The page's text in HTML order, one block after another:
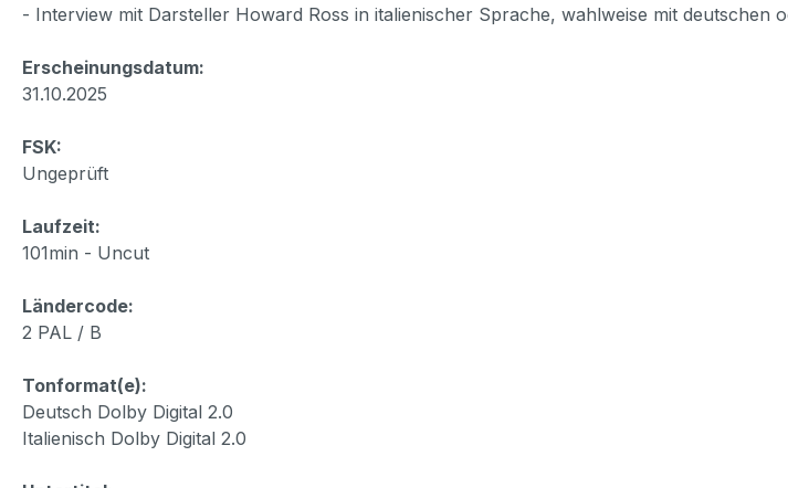
- Interview mit Darsteller Howard Ross in italienischer Sprache, wahlweise mit deutschen
Erscheinungsdatum:
31.10.2025
FSK:
Ungeprüft
Laufzeit:
101min - Uncut
Ländercode:
2 PAL / B
Tonformat(e):
Deutsch Dolby Digital 2.0
Italienisch Dolby Digital 2.0